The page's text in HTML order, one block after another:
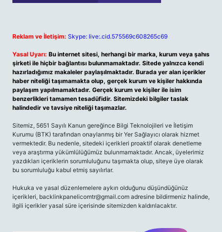
Reklam ve İletişim: Skype: live:.cid.575569c608265c69
Yasal Uyarı: Bu internet sitesi, herhangi bir marka, kurum veya şahıs
şirketi ile hiçbir bağlantısı bulunmamaktadır. Sitede yalnızca kendi
hazırladığımız makaleler paylaşılmaktadır. Burada yer alan içerikler
haber niteliği taşımamakta olup, gerçek kurum ve kişiler hakkında
paylaşım yapılmamaktadır. Gerçek kurum ve kişiler ile isim
benzerlikleri tamamen tesadüfidir. Sitemizdeki bilgiler taslak
halindedir ve tavsiye niteliği taşımazlar.
Sitemiz, 5651 Sayılı Kanun gereğince Bilgi Teknolojileri ve İletişim
Kurumu (BTK) tarafından onaylanmış bir Yer Sağlayıcı olarak hizmet
vermektedir. Bu nedenle, sitedeki içerikleri proaktif olarak denetleme
veya araştırma yükümlülüğümüz bulunmamaktadır. Ancak, üyelerimiz
yazdıkları içeriklerin sorumluluğunu taşımakta olup, siteye üye olarak
bu sorumluluğu kabul etmiş sayılırlar.
Hukuka ve yasal düzenlemelere aykırı olduğunu düşündüğünüz
içerikleri, backlinkpanelicomtr@gmail.com adresine bildirmeniz halinde,
ilgili içerikler yasal süre içerisinde sitemizden kaldırılacaktır.